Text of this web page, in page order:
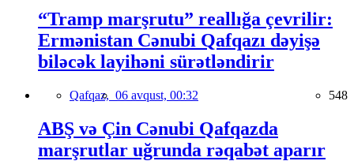
“Tramp marşrutu” reallığa çevrilir:
Ermənistan Cənubi Qafqazı dəyişə
biləcək layihəni sürətləndirir
Qafqaz, 06 avqust, 00:32 548
ABŞ və Çin Cənubi Qafqazda
marşrutlar uğrunda rəqabət aparır